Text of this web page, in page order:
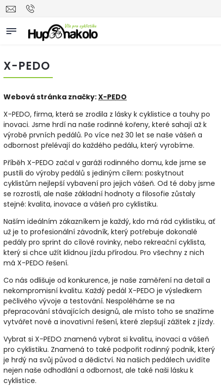
X-PEDO
Webová stránka značky:X-PEDO
X-PEDO, firma, která se zrodila z lásky k cyklistice a touhy po
inovaci. Jsme hrdí na naše rodinné kořeny, které sahají až k
výrobě prvních pedálů. Po více než 30 let se naše vášeň a
odbornost přelévají do každého pedálu, který vyrobíme.
Příběh X-PEDO začal v garáži rodinného domu, kde jsme se
pustili do výroby pedálů s jediným cílem: poskytnout
cyklistům nejlepší vybavení pro jejich vášeň. Od té doby jsme
se rozrostli, ale naše základní hodnoty a filosofie zůstaly
stejné: kvalita, inovace a vášeň pro cyklistiku.
Naším ideálním zákazníkem je každý, kdo má rád cyklistiku, ať
už je to profesionální závodník, který potřebuje dokonalé
pedály pro sprint do cílové rovinky, nebo rekreační cyklista,
který si chce užít klidnou jízdu přírodou. Pro všechny z nich
má X-PEDO řešení.
Co nás odlišuje od konkurence, je naše zaměření na detail a
nekompromisní kvalitu. Každý pedál X-PEDO je výsledkem
pečlivého vývoje a testování. Nespoléháme se na
přepracování stávajících designů, ale místo toho se snažíme
vytvářet nové a inovativní řešení, které zlepšují zážitek z jízdy.
Vybrat si X-PEDO znamená vybrat si kvalitu, inovaci a vášeň
pro cyklistiku. Znamená to také podpořit rodinný podnik, který
je hrdý na svůj původ a dědictví. Na našich pedálech uvidíte
nejen naše odhodlání a odbornost, ale také naši lásku k
cyklistice.